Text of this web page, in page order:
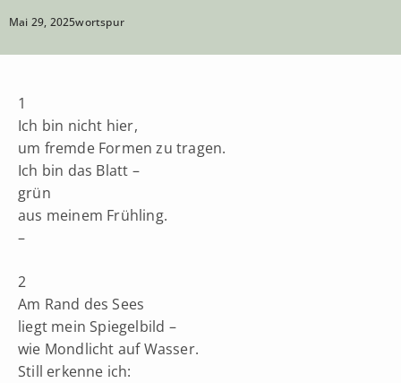
Mai 29, 2025wortspur
1
Ich bin nicht hier,
um fremde Formen zu tragen.
Ich bin das Blatt –
grün
aus meinem Frühling.
–
2
Am Rand des Sees
liegt mein Spiegelbild –
wie Mondlicht auf Wasser.
Still erkenne ich: